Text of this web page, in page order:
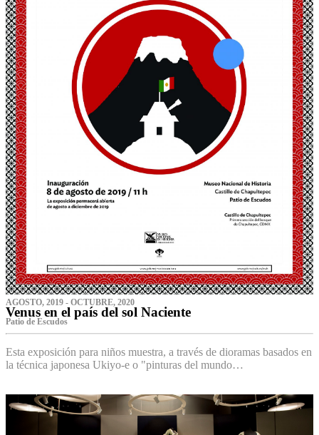
AGOSTO, 2019 - OCTUBRE, 2020
Venus en el país del sol Naciente
P‌atio de Escudos
Esta exposición para niños muestra, a través de dioramas basados en
la técnica japonesa Ukiyo-e o "pinturas del mundo…